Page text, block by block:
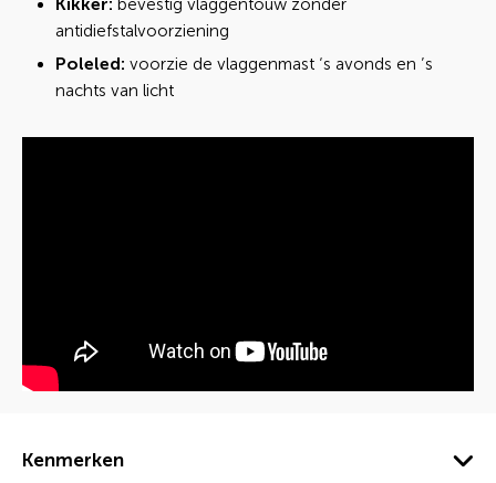
bevestig vlaggentouw zonder
antidiefstalvoorziening
Poleled: voorzie de vlaggenmast ‘s avonds en ’s
nachts van licht
Kenmerken